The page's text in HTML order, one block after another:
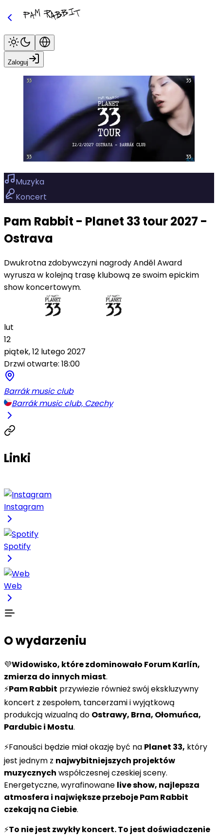
Zaloguj
Muzyka
Koncert
Pam Rabbit - Planet 33 tour 2027 -
Ostrava
Dwukrotna zdobywczyni nagrody Anděl Award
wyrusza w kolejną trasę klubową ze swoim epickim
show koncertowym.
lut
12
piątek, 12 lutego 2027
Drzwi otwarte: 18:00
Barrák music club
Barrák music club, Czechy
Linki
Instagram
Spotify
Web
O wydarzeniu
💜Widowisko, które zdominowało Forum Karlín,
zmierza do innych miast.
⚡️Pam Rabbit przywiezie również swój ekskluzywny
koncert z zespołem, tancerzami i wyjątkową
produkcją wizualną do Ostrawy, Brna, Ołomuńca,
Pardubic i Mostu.
⚡️Fanoušci będzie miał okazję być na Planet 33, który
jest jednym z najwybitniejszych projektów
muzycznych współczesnej czeskiej sceny.
Energetyczne, wyrafinowane live show, najlepsza
atmosfera i największe przeboje Pam Rabbit
czekają na Ciebie.
⚡️To nie jest zwykły koncert. To jest doświadczenie